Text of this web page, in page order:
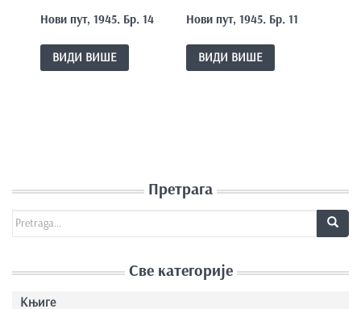
Нови пут, 1945. Бр. 14
ВИДИ ВИШЕ
Нови пут, 1945. Бр. 11
ВИДИ ВИШЕ
Претрага
Search for:
Све категорије
Књиге